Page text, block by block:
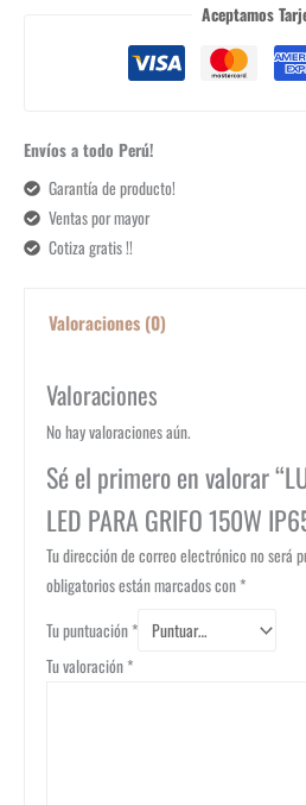
Aceptamos
Envíos a todo Perú!
Garantía de producto!
Ventas por mayor
Cotiza gratis !!
Valoraciones (0)
Valoraciones
No hay valoraciones aún.
Sé el primero en valorar
LED PARA GRIFO 150W
Tu dirección de correo electrónico no será
obligatorios están marcados con*
Tu puntuación*
Tu valoración*